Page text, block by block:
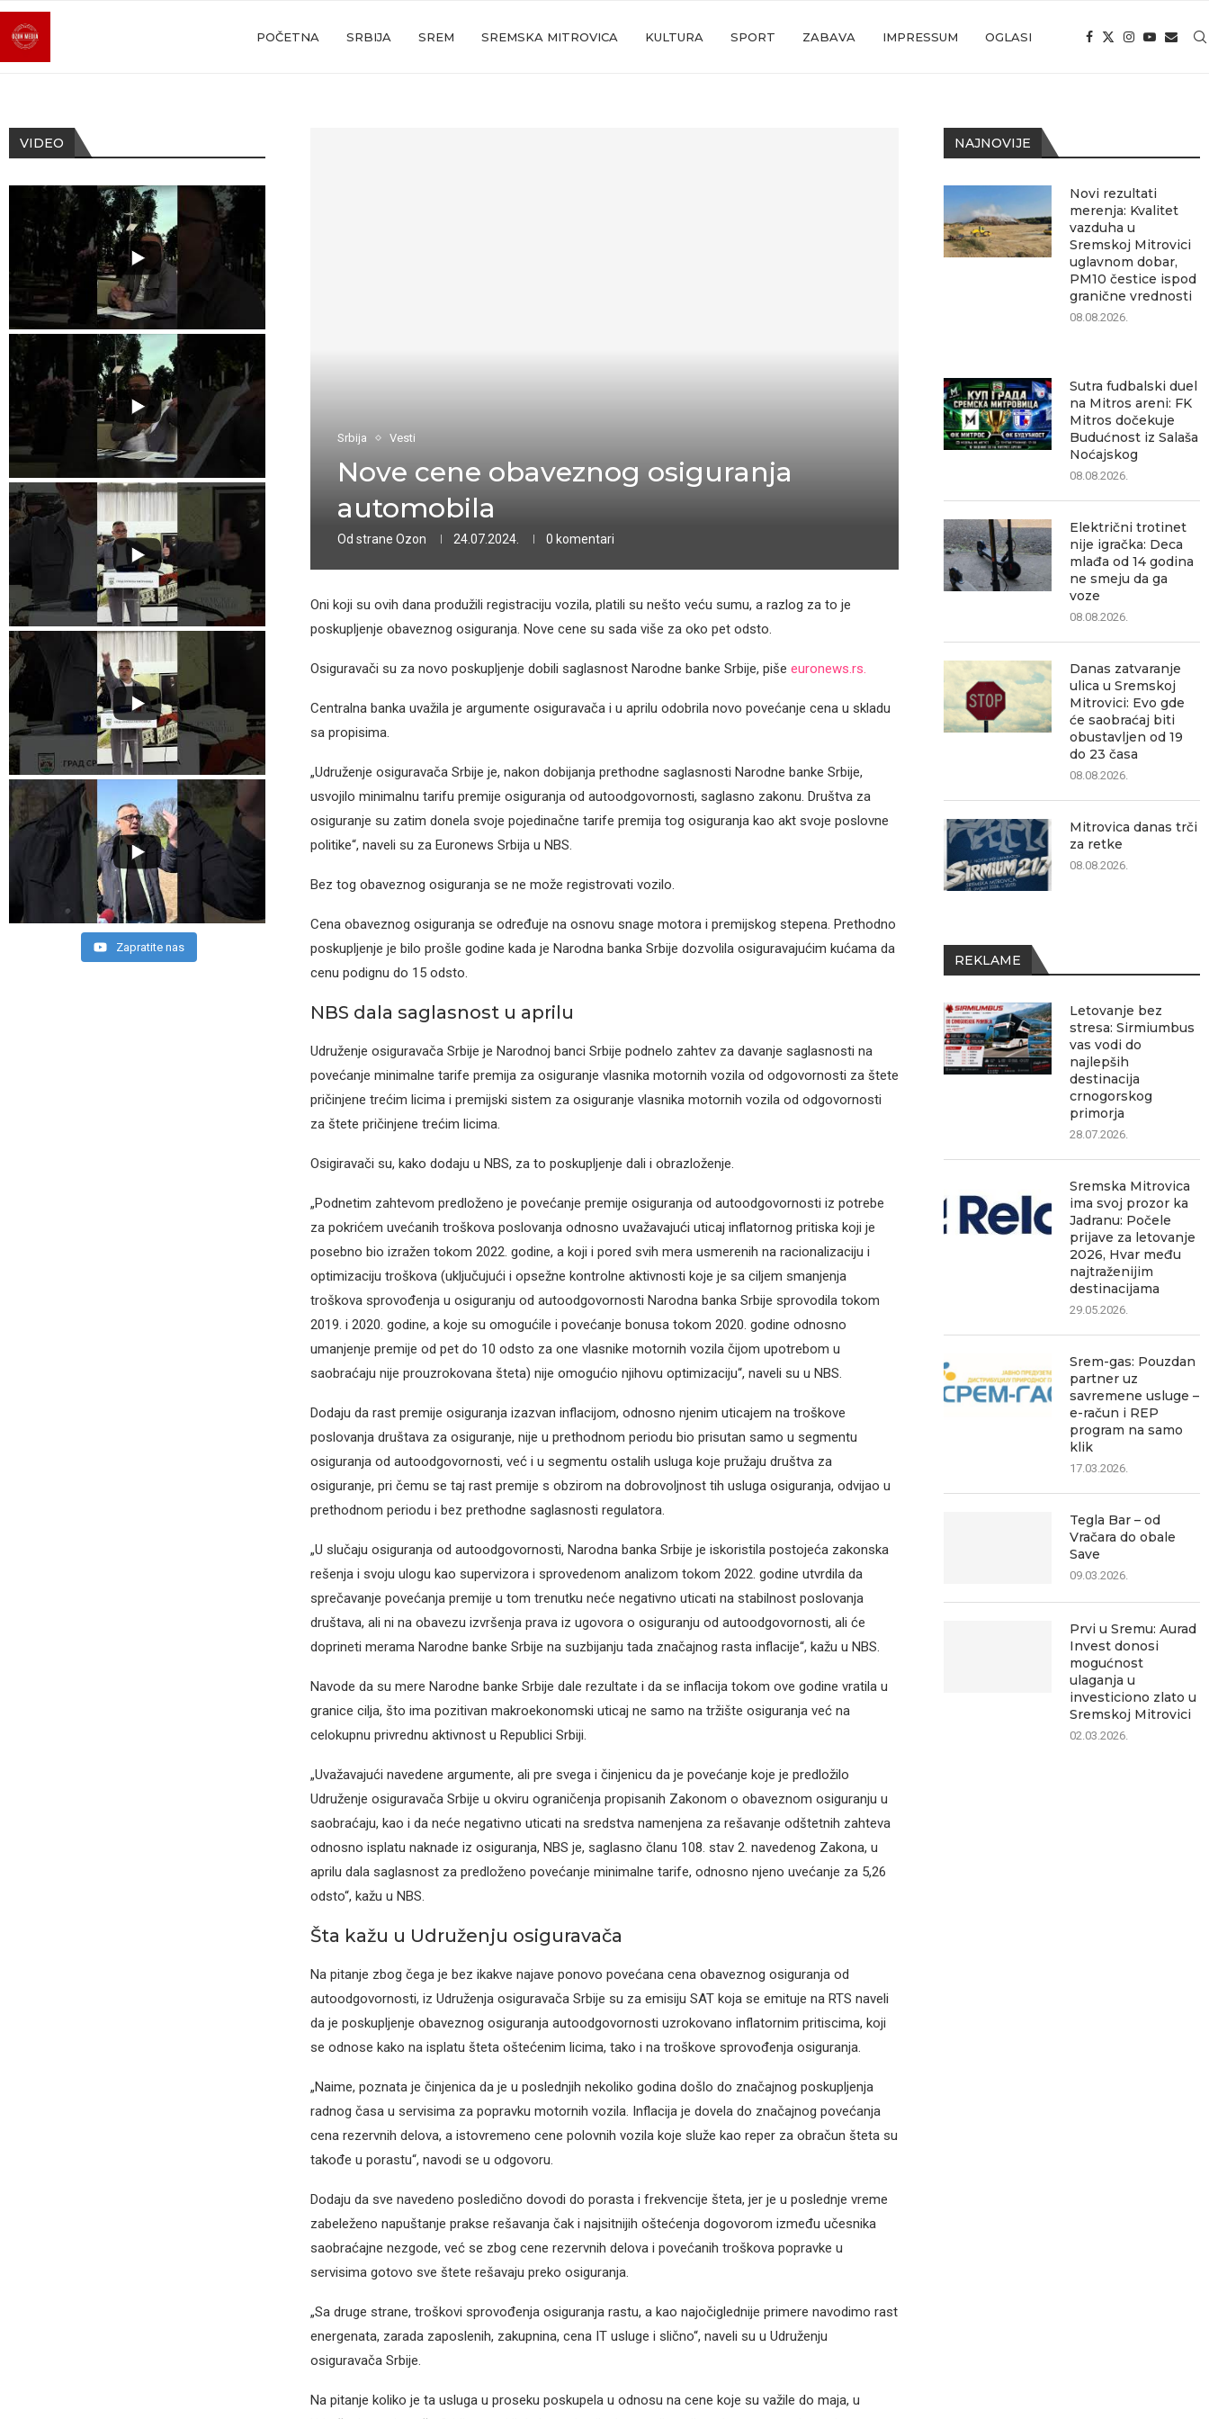
POČETNA SRBIJA SREM SREMSKA MITROVICA KULTURA SPORT ZABAVA IMPRESSUM OGLASI
Srbija Vesti
Nove cene obaveznog osiguranja
automobila
Od strane Ozon 24.07.2024. 0 komentari
Oni koji su ovih dana produžili registraciju vozila, platili su nešto veću sumu, a razlog za to je
poskupljenje obaveznog osiguranja. Nove cene su sada više za oko pet odsto.
Osiguravači su za novo poskupljenje dobili saglasnost Narodne banke Srbije, piše euronews.rs.
Centralna banka uvažila je argumente osiguravača i u aprilu odobrila novo povećanje cena u skladu
sa propisima.
„Udruženje osiguravača Srbije je, nakon dobijanja prethodne saglasnosti Narodne banke Srbije,
usvojilo minimalnu tarifu premije osiguranja od autoodgovornosti, saglasno zakonu. Društva za
osiguranje su zatim donela svoje pojedinačne tarife premija tog osiguranja kao akt svoje poslovne
politike“, naveli su za Euronews Srbija u NBS.
Bez tog obaveznog osiguranja se ne može registrovati vozilo.
Cena obaveznog osiguranja se određuje na osnovu snage motora i premijskog stepena. Prethodno
poskupljenje je bilo prošle godine kada je Narodna banka Srbije dozvolila osiguravajućim kućama da
cenu podignu do 15 odsto.
NBS dala saglasnost u aprilu
Udruženje osiguravača Srbije je Narodnoj banci Srbije podnelo zahtev za davanje saglasnosti na
povećanje minimalne tarife premija za osiguranje vlasnika motornih vozila od odgovornosti za štete
pričinjene trećim licima i premijski sistem za osiguranje vlasnika motornih vozila od odgovornosti
za štete pričinjene trećim licima.
Osigiravači su, kako dodaju u NBS, za to poskupljenje dali i obrazloženje.
„Podnetim zahtevom predloženo je povećanje premije osiguranja od autoodgovornosti iz potrebe
za pokrićem uvećanih troškova poslovanja odnosno uvažavajući uticaj inflatornog pritiska koji je
posebno bio izražen tokom 2022. godine, a koji i pored svih mera usmerenih na racionalizaciju i
optimizaciju troškova (uključujući i opsežne kontrolne aktivnosti koje je sa ciljem smanjenja
troškova sprovođenja u osiguranju od autoodgovornosti Narodna banka Srbije sprovodila tokom
2019. i 2020. godine, a koje su omogućile i povećanje bonusa tokom 2020. godine odnosno
umanjenje premije od pet do 10 odsto za one vlasnike motornih vozila čijom upotrebom u
saobraćaju nije prouzrokovana šteta) nije omogućio njihovu optimizaciju“, naveli su u NBS.
Dodaju da rast premije osiguranja izazvan inflacijom, odnosno njenim uticajem na troškove
poslovanja društava za osiguranje, nije u prethodnom periodu bio prisutan samo u segmentu
osiguranja od autoodgovornosti, već i u segmentu ostalih usluga koje pružaju društva za
osiguranje, pri čemu se taj rast premije s obzirom na dobrovoljnost tih usluga osiguranja, odvijao u
prethodnom periodu i bez prethodne saglasnosti regulatora.
„U slučaju osiguranja od autoodgovornosti, Narodna banka Srbije je iskoristila postojeća zakonska
rešenja i svoju ulogu kao supervizora i sprovedenom analizom tokom 2022. godine utvrdila da
sprečavanje povećanja premije u tom trenutku neće negativno uticati na stabilnost poslovanja
društava, ali ni na obavezu izvršenja prava iz ugovora o osiguranju od autoodgovornosti, ali će
doprineti merama Narodne banke Srbije na suzbijanju tada značajnog rasta inflacije“, kažu u NBS.
Navode da su mere Narodne banke Srbije dale rezultate i da se inflacija tokom ove godine vratila u
granice cilja, što ima pozitivan makroekonomski uticaj ne samo na tržište osiguranja već na
celokupnu privrednu aktivnost u Republici Srbiji.
„Uvažavajući navedene argumente, ali pre svega i činjenicu da je povećanje koje je predložilo
Udruženje osiguravača Srbije u okviru ograničenja propisanih Zakonom o obaveznom osiguranju u
saobraćaju, kao i da neće negativno uticati na sredstva namenjena za rešavanje odštetnih zahteva
odnosno isplatu naknade iz osiguranja, NBS je, saglasno članu 108. stav 2. navedenog Zakona, u
aprilu dala saglasnost za predloženo povećanje minimalne tarife, odnosno njeno uvećanje za 5,26
odsto“, kažu u NBS.
Šta kažu u Udruženju osiguravača
Na pitanje zbog čega je bez ikakve najave ponovo povećana cena obaveznog osiguranja od
autoodgovornosti, iz Udruženja osiguravača Srbije su za emisiju SAT koja se emituje na RTS naveli
da je poskupljenje obaveznog osiguranja autoodgovornosti uzrokovano inflatornim pritiscima, koji
se odnose kako na isplatu šteta oštećenim licima, tako i na troškove sprovođenja osiguranja.
„Naime, poznata je činjenica da je u poslednjih nekoliko godina došlo do značajnog poskupljenja
radnog časa u servisima za popravku motornih vozila. Inflacija je dovela do značajnog povećanja
cena rezervnih delova, a istovremeno cene polovnih vozila koje služe kao reper za obračun šteta su
takođe u porastu“, navodi se u odgovoru.
Dodaju da sve navedeno posledično dovodi do porasta i frekvencije šteta, jer je u poslednje vreme
zabeleženo napuštanje prakse rešavanja čak i najsitnijih oštećenja dogovorom između učesnika
saobraćajne nezgode, već se zbog cene rezervnih delova i povećanih troškova popravke u
servisima gotovo sve štete rešavaju preko osiguranja.
„Sa druge strane, troškovi sprovođenja osiguranja rastu, a kao najočiglednije primere navodimo rast
energenata, zarada zaposlenih, zakupnina, cena IT usluge i slično“, naveli su u Udruženju
osiguravača Srbije.
Na pitanje koliko je ta usluga u proseku poskupela u odnosu na cene koje su važile do maja, u
NAJNOVIJE
Novi rezultati
merenja: Kvalitet
vazduha u
Sremskoj Mitrovici
uglavnom dobar,
PM10 čestice ispod
granične vrednosti
08.08.2026.
Sutra fudbalski duel
na Mitros areni: FK
Mitros dočekuje
Budućnost iz Salaša
Noćajskog
08.08.2026.
Električni trotinet
nije igračka: Deca
mlađa od 14 godina
ne smeju da ga
voze
08.08.2026.
Danas zatvaranje
ulica u Sremskoj
Mitrovici: Evo gde
će saobraćaj biti
obustavljen od 19
do 23 časa
08.08.2026.
Mitrovica danas trči
za retke
08.08.2026.
REKLAME
Letovanje bez
stresa: Sirmiumbus
vas vodi do
najlepših
destinacija
crnogorskog
primorja
28.07.2026.
Sremska Mitrovica
ima svoj prozor ka
Jadranu: Počele
prijave za letovanje
2026, Hvar među
najtraženijim
destinacijama
29.05.2026.
Srem-gas: Pouzdan
partner uz
savremene usluge –
e-račun i REP
program na samo
klik
17.03.2026.
Tegla Bar – od
Vračara do obale
Save
09.03.2026.
Prvi u Sremu: Aurad
Invest donosi
mogućnost
ulaganja u
investiciono zlato u
Sremskoj Mitrovici
02.03.2026.
VIDEO
Zapratite nas